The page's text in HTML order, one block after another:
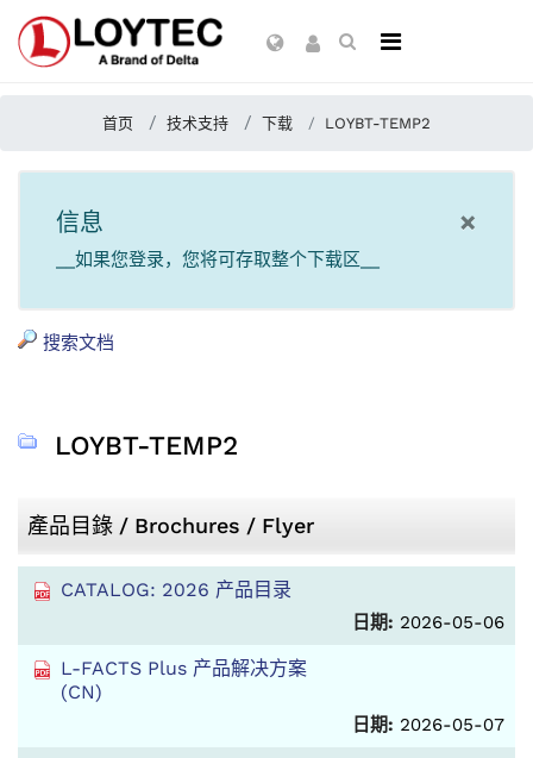
首页 技术支持 下载 LOYBT-TEMP2
×
信息
__如果您登录，您将可存取整个下载区__
搜索文档
LOYBT-TEMP2
產品目錄 / Brochures / Flyer
CATALOG: 2026 产品目录
日期: 2026-05-06
L-FACTS Plus 产品解决方案
(CN)
日期: 2026-05-07